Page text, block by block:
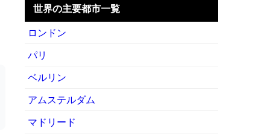
世界の主要都市一覧
ロンドン
パリ
ベルリン
アムステルダム
マドリード